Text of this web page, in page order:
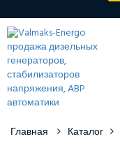
Главная Каталог